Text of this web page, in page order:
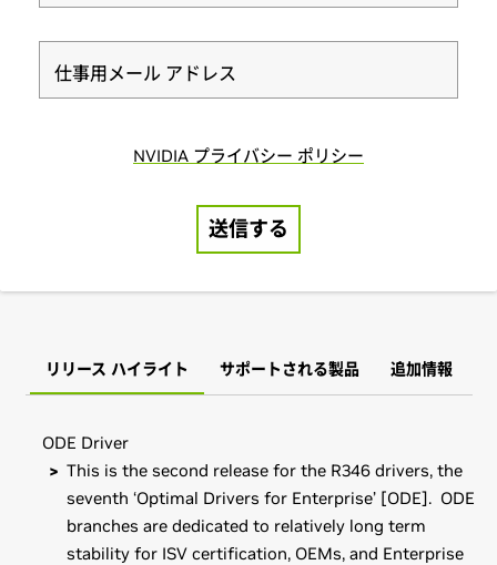
リリース ハイライト サポートされる製品 追加情報
ODE Driver
This is the second release for the R346 drivers, the
seventh ‘Optimal Drivers for Enterprise’ [ODE]. ODE
branches are dedicated to relatively long term
stability for ISV certification, OEMs, and Enterprise